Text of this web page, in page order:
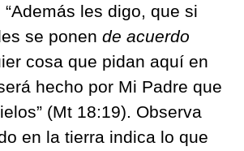
les digo, que si
se ponen de acuerdo
cosa que pidan aquí en
hecho por Mi Padre que
(Mt 18:19). Observa
en la tierra indica lo que